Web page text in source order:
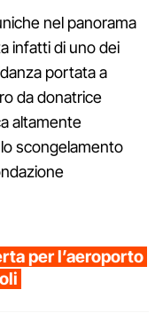
nel panorama
infatti di uno dei
portata a
da donatrice
altamente
scongelamento
per l’aeroporto